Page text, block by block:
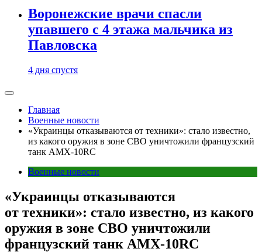
Воронежские врачи спасли
упавшего с 4 этажа мальчика из
Павловска
4 дня спустя
Главная
Военные новости
«Украинцы отказываются от техники»: стало известно,
из какого оружия в зоне СВО уничтожили французский
танк AMX-10RC
Военные новости
«Украинцы отказываются
от техники»: стало известно, из какого
оружия в зоне СВО уничтожили
французский танк AMX-10RC